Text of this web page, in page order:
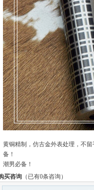
黄铜精制，仿古金外表处理，不留
备！
潮男必备！
买咨询 （已有0条咨询）